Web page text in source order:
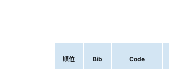
順位 Bib Code